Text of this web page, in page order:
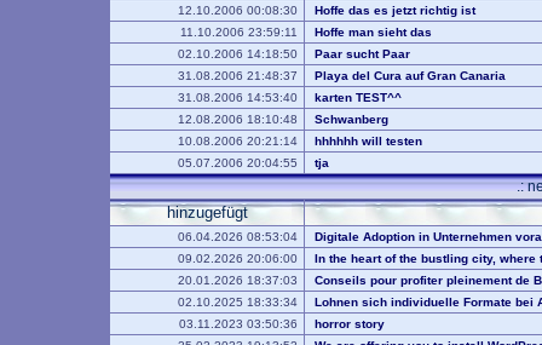
12.10.2006 00:08:30
Hoffe das es jetzt richtig ist
11.10.2006 23:59:11
Hoffe man sieht das
02.10.2006 14:18:50
Paar sucht Paar
31.08.2006 21:48:37
Playa del Cura auf Gran Canaria
31.08.2006 14:53:40
karten TEST^^
12.08.2006 18:10:48
Schwanberg
10.08.2006 20:21:14
hhhhhh will testen
05.07.2006 20:04:55
tja
.:
hinzugefügt
06.04.2026 08:53:04
Digitale Adoption in Unternehmen
09.02.2026 20:06:00
In the heart of the bustling city,
20.01.2026 18:37:03
Conseils pour profiter pleinement de
02.10.2025 18:33:34
Lohnen sich individuelle Formate bei
03.11.2023 03:50:36
horror story